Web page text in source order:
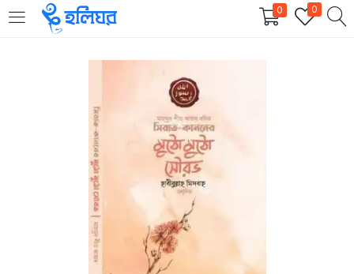
0 0
LOGIN REGISTER
Enter your username and password to login.
Remember me
Login